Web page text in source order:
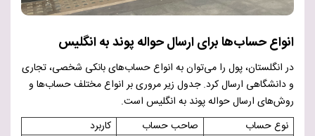
انواع حساب‌ها برای ارسال حواله پوند به انگلیس
در انگلستان، پول را می‌توان به انواع حساب‌های بانکی شخصی، تجاری
و دانشگاهی ارسال کرد. جدول زیر مروری بر انواع مختلف حساب‌ها و
روش‌های ارسال حواله پوند به انگلیس است.
نوع حساب
صاحب حساب
کاربرد